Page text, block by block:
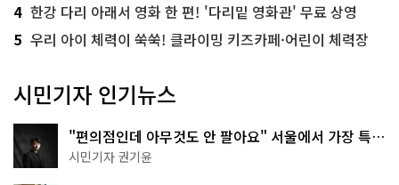
4 한강 다리 아래서 영화 한 편! '다리밑 영화관' 무료 상영
5 우리 아이 체력이 쑥쑥! 클라이밍 키즈카페·어린이 체력장
시민기자 인기뉴스
"편의점인데 아무것도 안 팔아요" 서울에서 가장 특별
한 편의점의 정체
시민기자 권기윤